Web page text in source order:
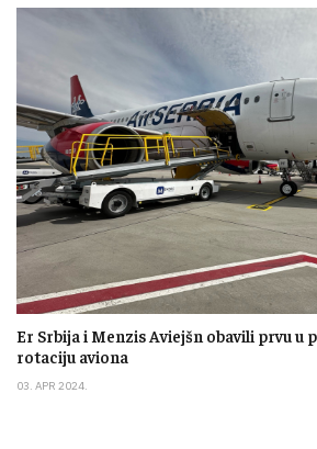
Er Srbija i Menzis Aviejšn obavili prvu
rotaciju aviona
03. APR 2024.